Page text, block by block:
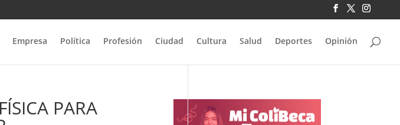
Empresa Política Profesión Ciudad Cultura Salud Deportes Opinión
PARA